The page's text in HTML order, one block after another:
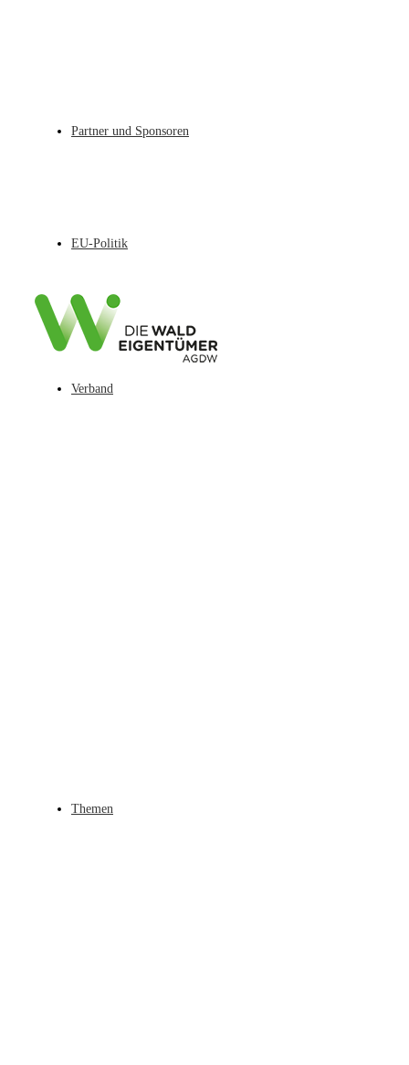
Partner und Sponsoren
EU-Politik
Verband
Themen